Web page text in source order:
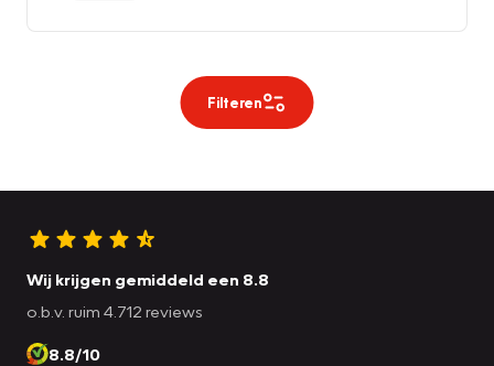
Filteren
Wij krijgen gemiddeld een 8.8
o.b.v. ruim 4.712 reviews
8.8/10